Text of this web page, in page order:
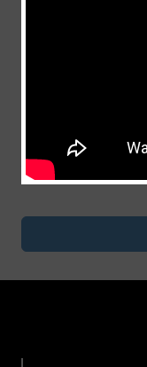
julio 4, 2026